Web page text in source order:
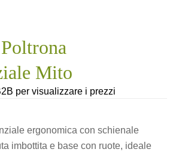
Mito
per visualizzare i prezzi
ergonomica con schienale
imbottita e base con ruote, ideale